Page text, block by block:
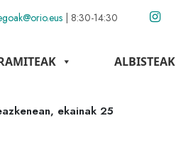
| 8:30-14:30
ALBISTEAK
ekainak 25